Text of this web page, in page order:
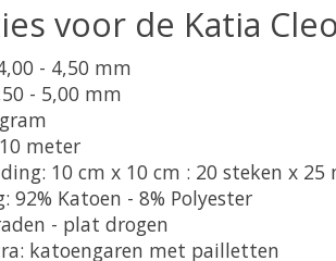
voor de Katia
- 4,50 mm
- 5,00 mm
meter
10 cm x 10 cm : 20 steken x 25
92% Katoen - 8% Polyester
- plat drogen
katoengaren met pailletten